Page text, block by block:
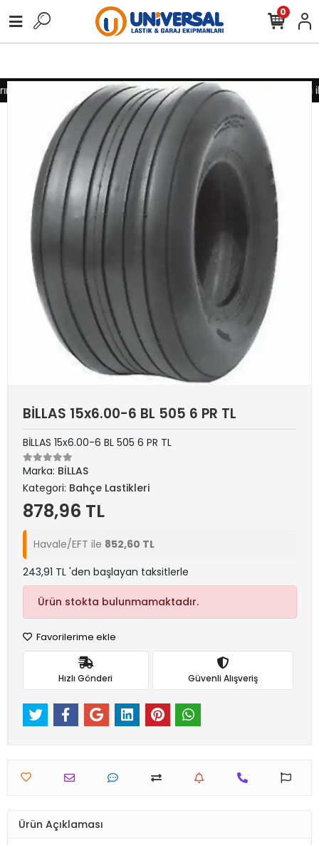
için lütfen iletişime geçiniz Toptan alımlarınız için lütfen
0
BİLLAS 15x6.00-6 BL 505 6 PR TL
BİLLAS 15x6.00-6 BL 505 6 PR TL
Marka: BİLLAS
Kategori: Bahçe Lastikleri
878,96 TL
Havale/EFT ile 852,60 TL
243,91 TL 'den başlayan taksitlerle
Ürün stokta bulunmamaktadır.
Favorilerime ekle
Hızlı Gönderi Güvenli Alışveriş
Ürün Açıklaması